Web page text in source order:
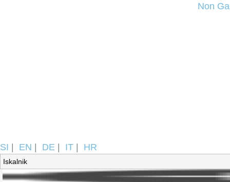
Non
SI EN DE IT HR